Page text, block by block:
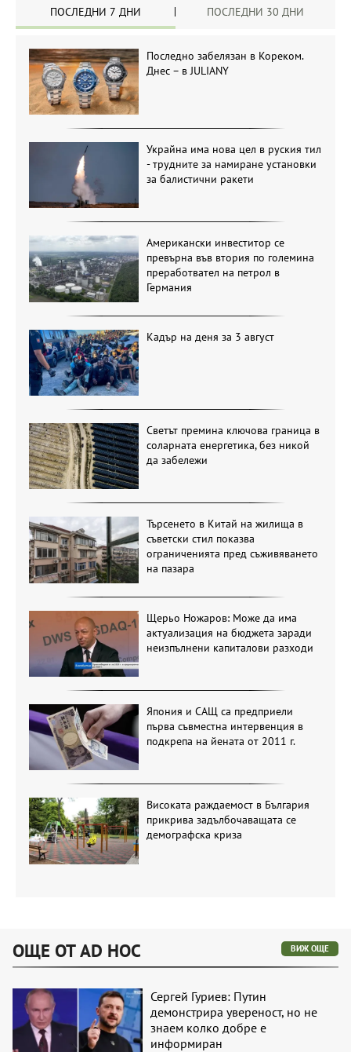
ПОСЛЕДНИ 7 ДНИ ПОСЛЕДНИ 30 ДНИ
Последно забелязан в Кореком.
Днес – в JULIANY
Украйна има нова цел в руския тил
- трудните за намиране установки
за балистични ракети
Американски инвеститор се
превърна във втория по големина
преработвател на петрол в
Германия
Кадър на деня за 3 август
Светът премина ключова граница в
соларната енергетика, без никой
да забележи
Търсенето в Китай на жилища в
съветски стил показва
ограниченията пред съживяването
на пазара
Щерьо Ножаров: Може да има
актуализация на бюджета заради
неизпълнени капиталови разходи
Япония и САЩ са предприели
първа съвместна интервенция в
подкрепа на йената от 2011 г.
Високата раждаемост в България
прикрива задълбочаващата се
демографска криза
ОЩЕ ОТ AD HOC ВИЖ ОЩЕ
Сергей Гуриев: Путин
демонстрира увереност, но не
знаем колко добре е
информиран